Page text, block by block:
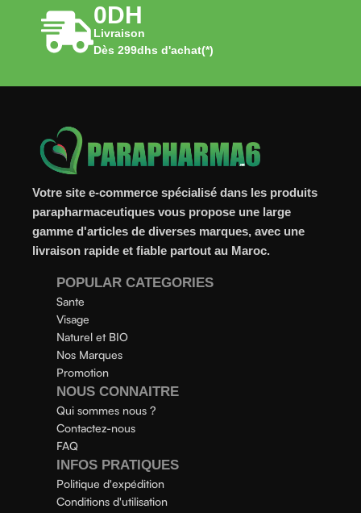
0DH
Livraison
Dès 299dhs d'achat(*)
Votre site e-commerce spécialisé dans les produits
parapharmaceutiques vous propose une large
gamme d'articles de diverses marques, avec une
livraison rapide et fiable partout au Maroc.
POPULAR CATEGORIES
Sante
Visage
Naturel et BIO
Nos Marques
Promotion
NOUS CONNAITRE
Qui sommes nous ?
Contactez-nous
FAQ
INFOS PRATIQUES
Politique d'expédition
Conditions d'utilisation